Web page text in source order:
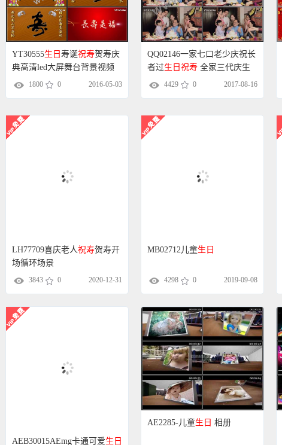
YT30555生日 寿诞祝寿贺寿庆
典高清led大屏舞台背景视频
素材制作
1800 0 2016-05-03
QQ02146一家七口老少庆祝长
者过生日 祝寿 全家三代庆生
笑开颜 高清实拍高清实拍视
4429 0 2017-08-16
LH77709喜庆老人 祝寿贺寿开
场循环场景
3843 0 2020-12-31
MB02712儿童生日
4298 0 2019-09-08
AEB30015AEmg卡通可爱 生日
AE2285-儿童生日 相册